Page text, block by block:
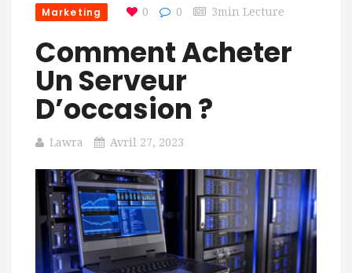
Marketing 0 0 3min Lecture
Comment Acheter
Un Serveur
D’occasion ?
Lawra Avril 27, 2023